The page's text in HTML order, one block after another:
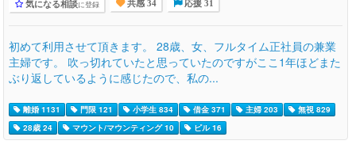
気になる相談に登録 共感 34 応援 31
初めて利用させて頂きます。 28歳、女、フルタイム正社員の兼業
主婦です。 吹っ切れていたと思っていたのですがここ1年ほどまた
ぶり返しているように感じたので、私の...
離婚 1131 門限 121 小学生 834 借金 371 主婦 203
無視 829
28歳 24
マウント/マウンティング 10 ピル 16